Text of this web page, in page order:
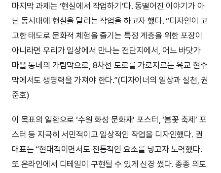
마지막 과제는 ‘현실에서 작업하기’다. 동떨어진 이야기가 아
닌 동시대에 현실을 달리는 작업을 하고자 했다. “디자인이 고
고한 태도로 문화적 체험을 즐기는 특정 계층을 위한 포장이
아니라면 우리가 일상에서 만나는 전단지에서, 어느 바닷가
마을 동네의 가림막으로, 8차선 도로를 가로지르는 육교 현수
막에서도 생명력을 가져야 한다.”(디자이너의 일상과 실천, 권
준호)
이 목표의 일환으로 ‘수원 화성 문화재’ 포스터, ‘봄꽃 축제’ 포
스터 등 지극히 서민적이고 일상적인 작업을 디자인했다. 권
대표는 “현대적이면서도 전통적인 요소를 넣고자 노력했다.
또 온라인에서 디테일이 구현될 수 있게 신경 썼다. 종종 의도